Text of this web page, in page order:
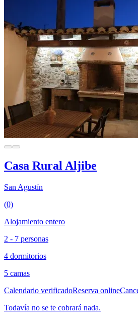
Casa Rural Aljibe
San Agustín
(0)
Alojamiento entero
2 - 7 personas
4 dormitorios
5 camas
Calendario verificadoReserva online
Todavía no se te cobrará nada.